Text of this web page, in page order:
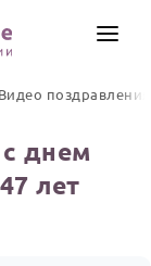
Видео поздравления
днем
лет